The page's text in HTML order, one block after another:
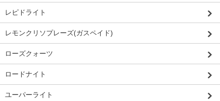
レピドライト
レモンクリソプレーズ(ガスペイド)
ローズクォーツ
ロードナイト
ユーパーライト